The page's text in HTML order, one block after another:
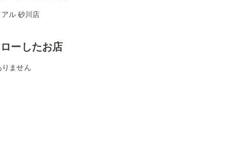
アル 砂川店
ーしたお店
りません